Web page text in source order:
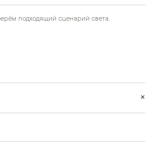
подходящий сценарий света.
+